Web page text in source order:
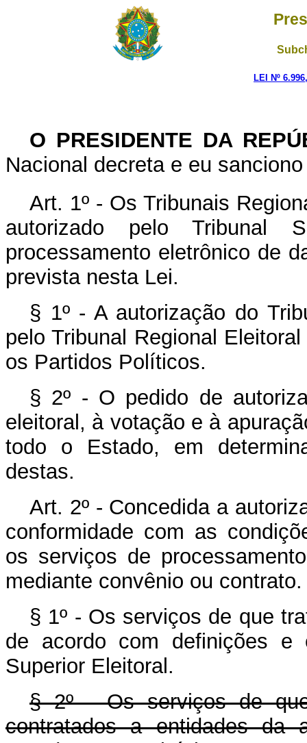
LEI Nº
O PRESIDENTE DA
Nacional decreta e eu
Art. 1º - Os Tribunais
autorizado pelo Tribunal
processamento eletrônico de
prevista nesta Lei.
§ 1º - A autorização do
pelo Tribunal Regional
os Partidos Políticos.
§ 2º - O pedido de
eleitoral, à votação e à
todo o Estado, em
destas.
Art. 2º - Concedida a
conformidade com as
os serviços de
mediante convênio ou contrato.
§ 1º - Os serviços de que
de acordo com definições e
Superior Eleitoral.
§ 2º - Os serviços de
contratados a entidades da